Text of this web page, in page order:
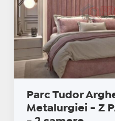
Parc Tudor
Metalurgiei - Z